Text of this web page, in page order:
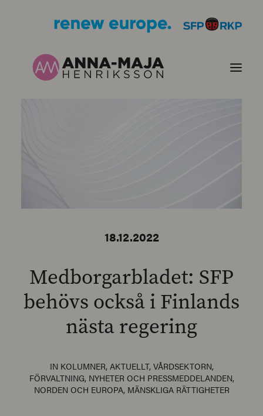
SEARCH
18.12.2022
Medborgarbladet: SFP
behövs också i Finlands
nästa regering
IN KOLUMNER, AKTUELLT, VÅRDSEKTORN,
FÖRVALTNING, NYHETER OCH PRESSMEDDELANDEN,
NORDEN OCH EUROPA, MÄNSKLIGA RÄTTIGHETER